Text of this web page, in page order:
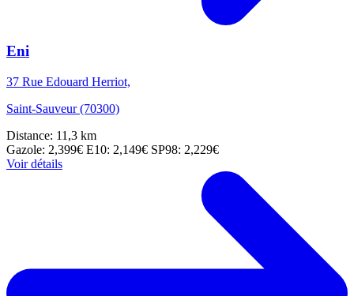
Eni
37 Rue Edouard Herriot,
Saint-Sauveur (70300)
Distance: 11,3 km
Gazole: 2,399€ E10: 2,149€ SP98: 2,229€
Voir détails